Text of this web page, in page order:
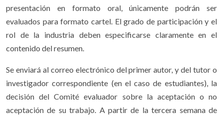
presentación en formato oral, únicamente podrán ser
evaluados para formato cartel. El grado de participación y el
rol de la industria deben especificarse claramente en el
contenido del resumen.
Se enviará al correo electrónico del primer autor, y del tutor o
investigador correspondiente (en el caso de estudiantes), la
decisión del Comité evaluador sobre la aceptación o no
aceptación de su trabajo. A partir de la tercera semana de